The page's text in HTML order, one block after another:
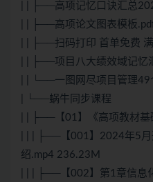
| | ├──高项记忆口诀汇总
| | ├──高项论文图表模板
| | ├──扫码打印 首单免费
| | ├──项目八大绩效域记忆
| | └──一图网尽项目管理49
| └──蜗牛同步课程
| | ├──【01】《高项教材
| | | ├──【001】2024年5
绍.mp4 236.23M
| | | ├──【002】第1章信息